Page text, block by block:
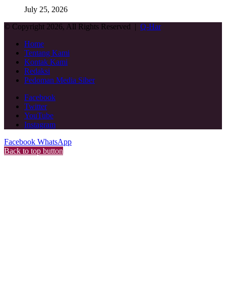
July 25, 2026
© Copyright 2026, All Rights Reserved | Q-Har
Home
Tentang Kami
Kontak Kami
Redaksi
Pedoman Media Siber
Facebook
Twitter
YouTube
Instagram
Facebook WhatsApp
Back to top button